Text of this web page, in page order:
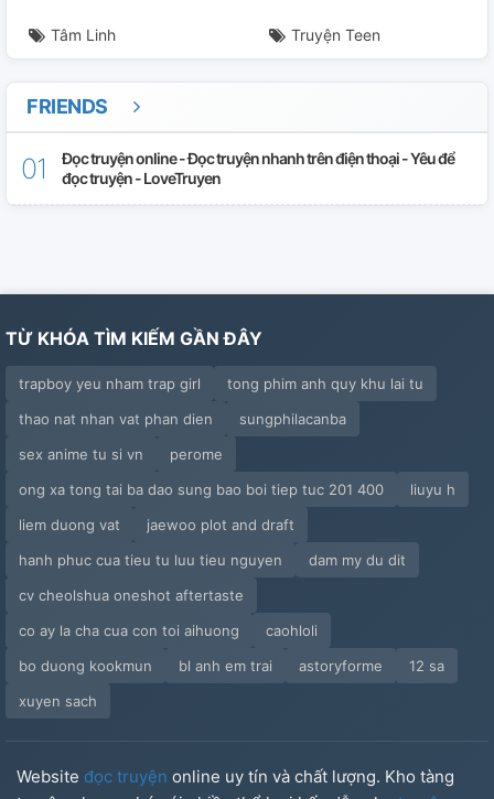
Tâm Linh Truyện Teen
FRIENDS
Đọc truyện online - Đọc truyện nhanh trên điện thoại - Yêu để
đọc truyện - LoveTruyen
TỪ KHÓA TÌM KIẾM GẦN ĐÂY
trapboy yeu nham trap girl
tong phim anh quy khu lai tu
thao nat nhan vat phan dien
sungphilacanba
sex anime tu si vn
perome
ong xa tong tai ba dao sung bao boi tiep tuc 201 400
liuyu h
liem duong vat
jaewoo plot and draft
hanh phuc cua tieu tu luu tieu nguyen
dam my du dit
cv cheolshua oneshot aftertaste
co ay la cha cua con toi aihuong
caohloli
bo duong kookmun
bl anh em trai astoryforme
12 sa
xuyen sach
Website đọc truyện online uy tín và chất lượng. Kho tàng